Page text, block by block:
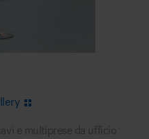
e multiprese da ufficio